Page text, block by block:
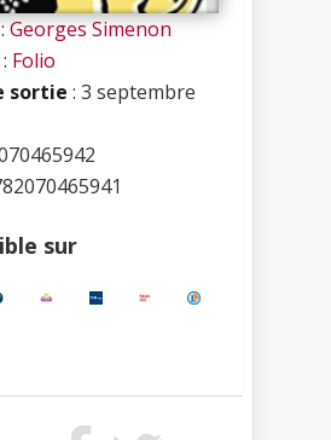
Georges Simenon
: Folio
sortie : 3 septembre
sur